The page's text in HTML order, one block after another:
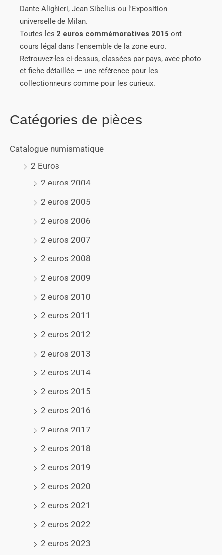
Catégories de pièces
Catalogue numismatique
2 Euros
2 euros 2004
2 euros 2005
2 euros 2006
2 euros 2007
2 euros 2008
2 euros 2009
2 euros 2010
2 euros 2011
2 euros 2012
2 euros 2013
2 euros 2014
2 euros 2015
2 euros 2016
2 euros 2017
2 euros 2018
2 euros 2019
2 euros 2020
2 euros 2021
2 euros 2022
2 euros 2023
Dante Alighieri, Jean Sibelius ou l'Exposition
universelle de Milan.
Toutes les 2 euros commémoratives 2015 ont
cours légal dans l'ensemble de la zone euro.
Retrouvez-les ci-dessus, classées par pays, avec photo
et fiche détaillée — une référence pour les
collectionneurs comme pour les curieux.